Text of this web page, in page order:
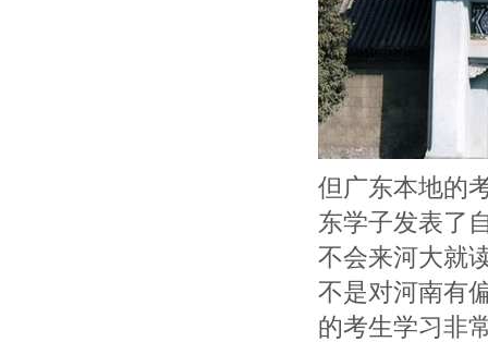
但广东本地的
东学子发表了
不会来河大就
不是对河南有
的考生学习非